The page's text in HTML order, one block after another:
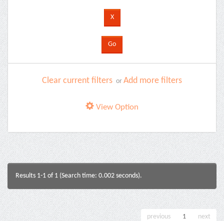
Clear current filters or Add more filters
View Option
Results 1-1 of 1 (Search time: 0.002 seconds).
previous 1 next